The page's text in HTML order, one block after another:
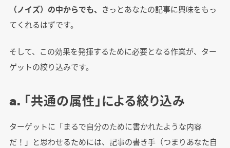
（ノイズ）の中からでも、 きっとあなたの記事に興味をもっ
てくれるはずです。
そして、この効果を発揮するために必要となる作業が、ター
ゲットの絞り込みです。
a. 「共通の属性」による絞り込み
ターゲットに「まるで自分のために書かれたような内容
だ！」と思わせるためには、記事の書き手（つまりあなた自